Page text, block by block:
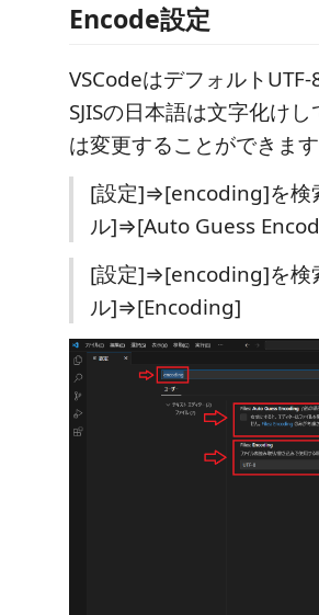
Encode設定
VSCodeはデフォルト
SJISの日本語は文字化け
は変更することができます
[設定]⇒[encoding]を検
ル]⇒[Auto Guess
[設定]⇒[encoding]を検
ル]⇒[Encoding]